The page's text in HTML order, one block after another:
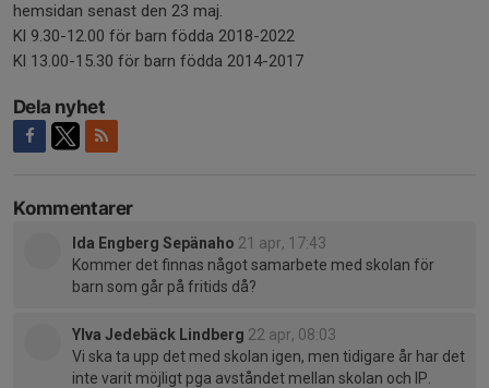
hemsidan senast den 23 maj.
Kl 9.30-12.00 för barn födda 2018-2022
Kl 13.00-15.30 för barn födda 2014-2017
Dela nyhet
Kommentarer
Ida Engberg Sepänaho 21 apr, 17:43
Kommer det finnas något samarbete med skolan för
barn som går på fritids då?
Ylva Jedebäck Lindberg 22 apr, 08:03
Vi ska ta upp det med skolan igen, men tidigare år har det
inte varit möjligt pga avståndet mellan skolan och IP.